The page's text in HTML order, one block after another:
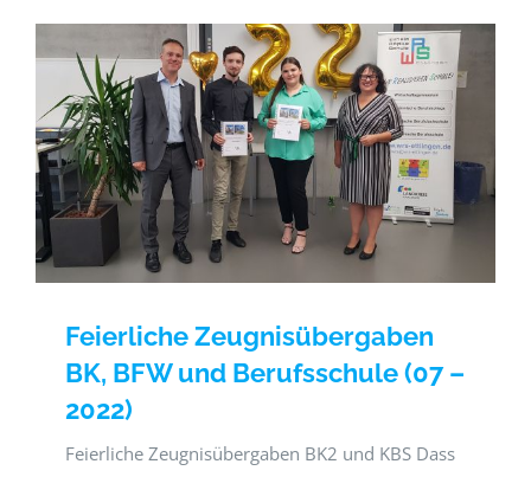
Feierliche Zeugnisübergaben
BK, BFW und Berufsschule (07 –
2022)
Feierliche Zeugnisübergaben BK2 und KBS Dass